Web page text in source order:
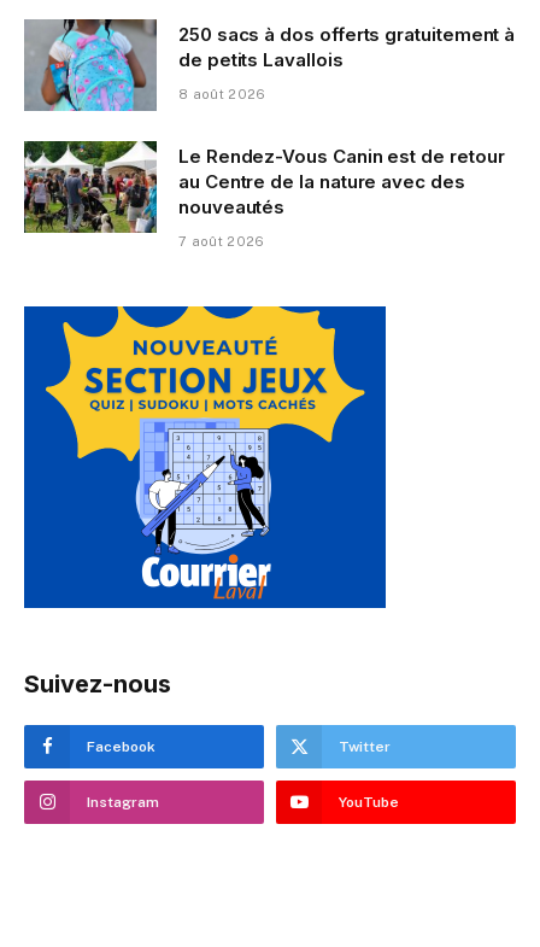
250 sacs à dos offerts gratuitement à
de petits Lavallois
8 août 2026
Le Rendez-Vous Canin est de retour
au Centre de la nature avec des
nouveautés
7 août 2026
Suivez-nous
Facebook Twitter
Instagram YouTube